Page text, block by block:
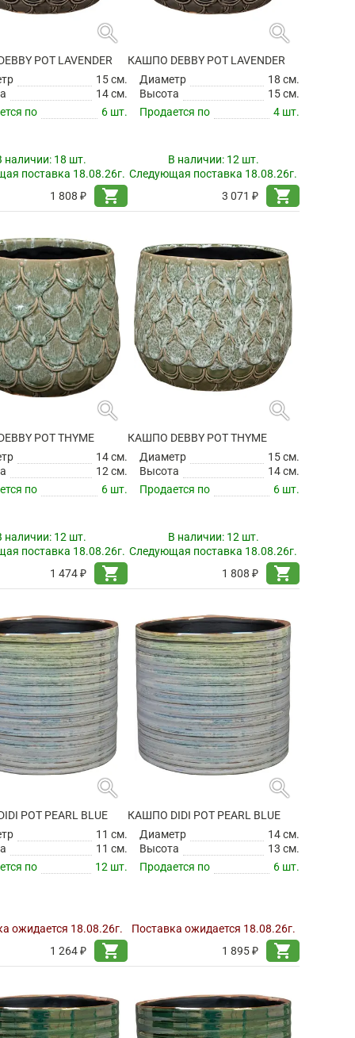
search
POT LAVENDER
15 см.
14 см.
по
6 шт.
наличии: 18 шт.
поставка 18.08.26г.
1 808 ₽
shopping_cart
search
КАШПО DEBBY POT LAVENDER
Диаметр
18 см.
Высота
15 см.
Продается по
4 шт.
В наличии: 12 шт.
Следующая поставка 18.08.26г.
3 071 ₽
shopping_cart
search
POT THYME
14 см.
12 см.
по
6 шт.
наличии: 12 шт.
поставка 18.08.26г.
1 474 ₽
shopping_cart
search
КАШПО DEBBY POT THYME
Диаметр
15 см.
Высота
14 см.
Продается по
6 шт.
В наличии: 12 шт.
Следующая поставка 18.08.26г.
1 808 ₽
shopping_cart
search
POT PEARL BLUE
11 см.
11 см.
по
12 шт.
ожидается 18.08.26г.
1 264 ₽
shopping_cart
search
КАШПО DIDI POT PEARL BLUE
Диаметр
14 см.
Высота
13 см.
Продается по
6 шт.
Поставка ожидается 18.08.26г.
1 895 ₽
shopping_cart